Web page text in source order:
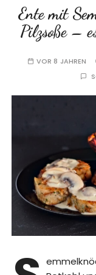
Ente mit
Pilzsoße –
VOR 8 JAHREN